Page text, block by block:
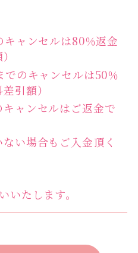
ャンセルは80％返金
のキャンセルは50％
引額）
ャンセルはご返金で
い場合もご入金頂く
いたします。